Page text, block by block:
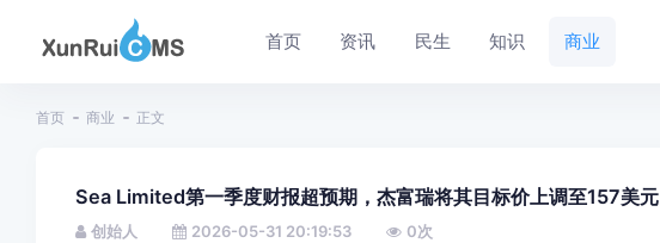
首页 资讯 民生 知识 商业
首页 商业 正文
Sea Limited第一季度财报超预期，杰富瑞将其目标价上调至157美元
创始人 2026-05-31 20:19:53 0次